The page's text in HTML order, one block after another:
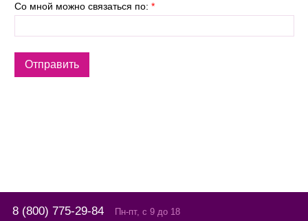
Со мной можно связаться по: *
8 (800) 775-29-84 Пн-пт, с 9 до 18